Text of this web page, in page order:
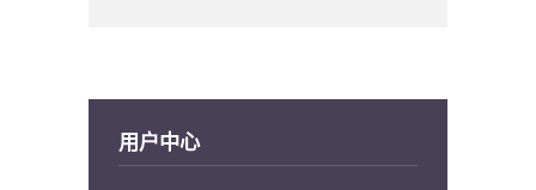
用户中心